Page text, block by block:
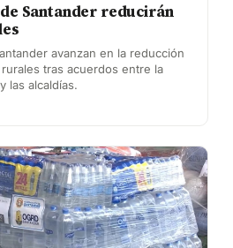
Santander reducirán
avanzan en la reducción
tras acuerdos entre la
las alcaldías.